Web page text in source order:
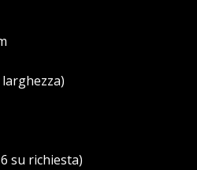
su richiesta)